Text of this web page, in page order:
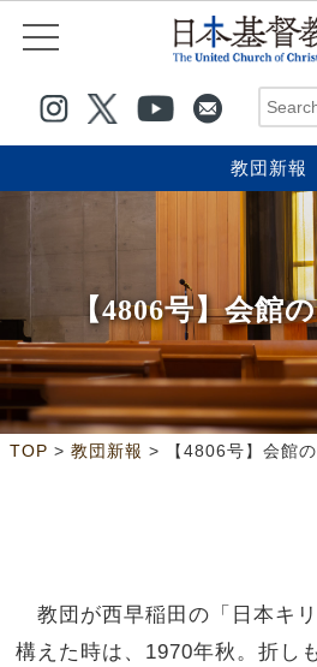
教団新報
【4806号】会館
TOP > 教団新報 > 【4806号】会館
教団が西早稲田の「日本キ
構えた時は、1970年秋。折し